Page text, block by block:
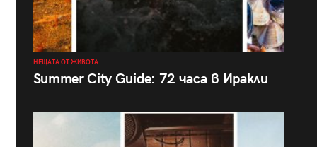
НЕЩАТА ОТ ЖИВОТА
Summer City Guide: 72 часа в Иракли